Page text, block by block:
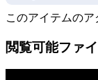
このアイテムのア
閲覧可能ファ